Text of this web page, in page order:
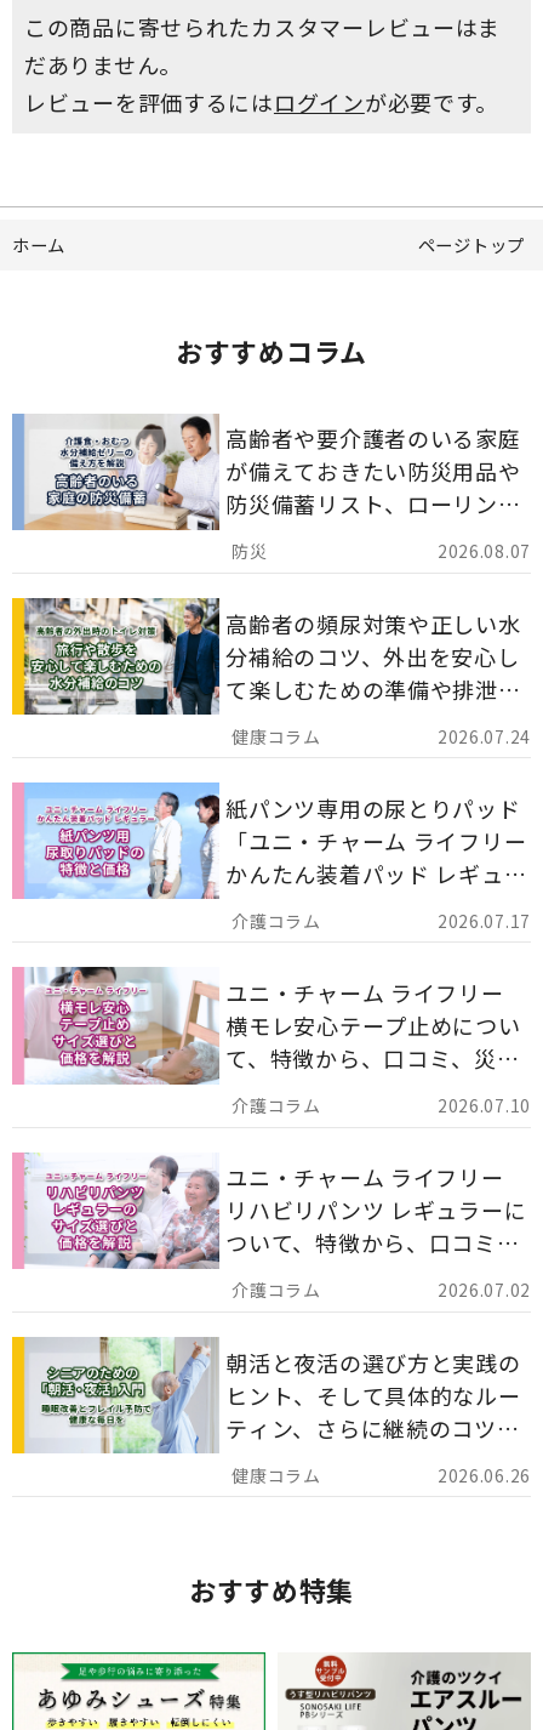
この商品に寄せられたカスタマーレビューはま
だありません。
レビューを評価するにはログインが必要です。
ホーム ページトップ
おすすめコラム
2026.08.07
高齢者や要介護者のいる家庭
が備えておきたい防災用品や
防災備蓄リスト、ローリング
ストックのポイントについて
解説します。
2026.07.24
高齢者の頻尿対策や正しい水
分補給のコツ、外出を安心し
て楽しむための準備や排泄ケ
ア用品の選び方を解説しま
す。
2026.07.17
紙パンツ専用の尿とりパッド
「ユニ・チャーム ライフリー
かんたん装着パッド レギュラ
ー 計162枚」について解説し
ます。
2026.07.10
ユニ・チャーム ライフリー
横モレ安心テープ止めについ
て、特徴から、口コミ、災害
備蓄としての活用法まで分か
りやすく解説します。
2026.07.02
ユニ・チャーム ライフリー
リハビリパンツ レギュラーに
ついて、特徴から、口コミ、
災害備蓄としての活用法まで
分かりやすく解説します。
2026.06.26
朝活と夜活の選び方と実践の
ヒント、そして具体的なルー
ティン、さらに継続のコツま
でを詳しくご紹介します。
おすすめ特集